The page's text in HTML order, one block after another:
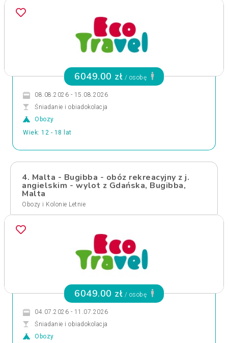
6049.00 zł / osobę
08.08.2026 - 15.08.2026
Śniadanie i obiadokolacja
Obozy
Wiek: 12 - 18 lat
4. Malta - Bugibba - obóz rekreacyjny z j.
angielskim - wylot z Gdańska, Bugibba,
Malta
Obozy i Kolonie Letnie
6049.00 zł / osobę
04.07.2026 - 11.07.2026
Śniadanie i obiadokolacja
Obozy